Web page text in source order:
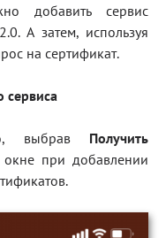
добавить сервис
А затем, используя
на сертификат.
сервиса
выбрав Получить
при добавлении